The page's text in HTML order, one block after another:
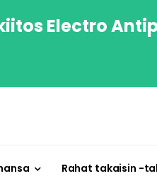
Electro
Rahat takaisin -